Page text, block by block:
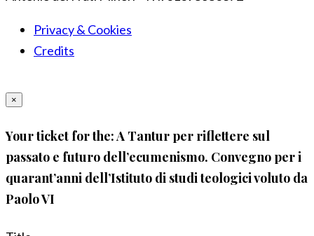
Privacy & Cookies
Credits
×
Your ticket for the: A Tantur per riflettere sul
passato e futuro dell’ecumenismo. Convegno per i
quarant’anni dell’Istituto di studi teologici voluto da
Paolo VI